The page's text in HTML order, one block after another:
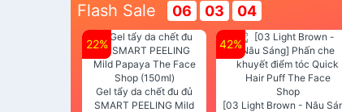
Flash Sale 06 03 03
22%
Gel tẩy da chết đu đủ
SMART PEELING Mild
42%
[03 Light Brown - Nâu